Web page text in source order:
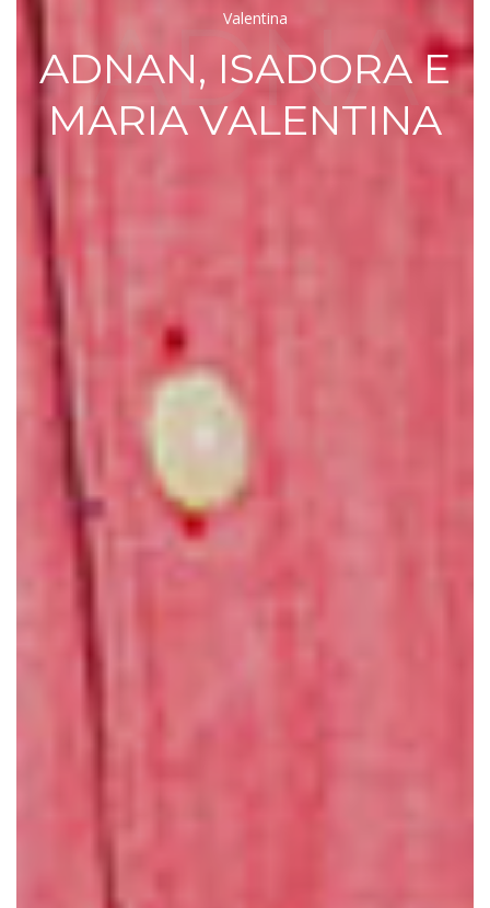
ADNAN, ISADORA E
MARIA VALENTINA
ADNA
N,
ISADO
RA E
MARIA
VALEN
TINA